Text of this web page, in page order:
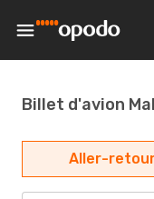
Billet d'avion
Aller-